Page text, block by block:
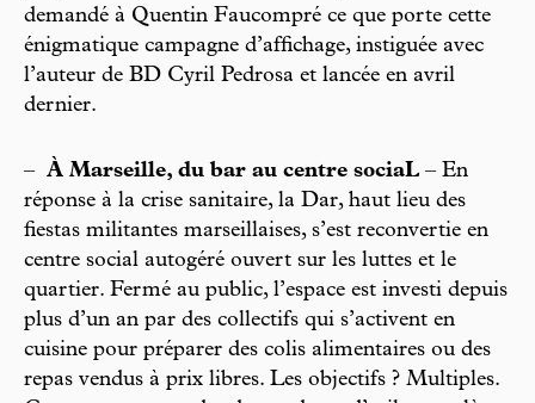
demandé à Quentin Faucompré ce que porte cette
énigmatique campagne d’affichage, instiguée avec
l’auteur de BD Cyril Pedrosa et lancée en avril
dernier.
– À Marseille, du bar au centre sociaL – En
réponse à la crise sanitaire, la Dar, haut lieu des
fiestas militantes marseillaises, s’est reconvertie en
centre social autogéré ouvert sur les luttes et le
quartier. Fermé au public, l’espace est investi depuis
plus d’un an par des collectifs qui s’activent en
cuisine pour préparer des colis alimentaires ou des
repas vendus à prix libres. Les objectifs ? Multiples.